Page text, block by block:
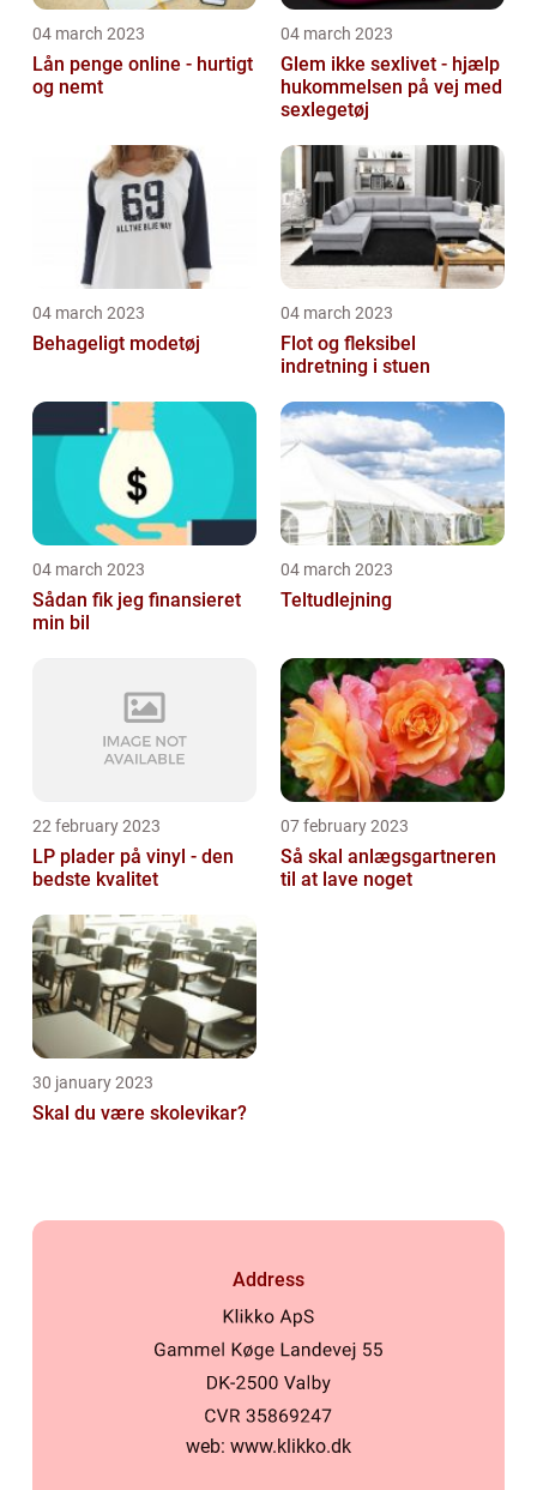
04 march 2023
Lån penge online - hurtigt
og nemt
04 march 2023
Glem ikke sexlivet - hjælp
hukommelsen på vej med
sexlegetøj
04 march 2023
Behageligt modetøj
04 march 2023
Flot og fleksibel
indretning i stuen
04 march 2023
Sådan fik jeg finansieret
min bil
04 march 2023
Teltudlejning
22 february 2023
LP plader på vinyl - den
bedste kvalitet
07 february 2023
Så skal anlægsgartneren
til at lave noget
30 january 2023
Skal du være skolevikar?
Address
web: www.klikko.dk